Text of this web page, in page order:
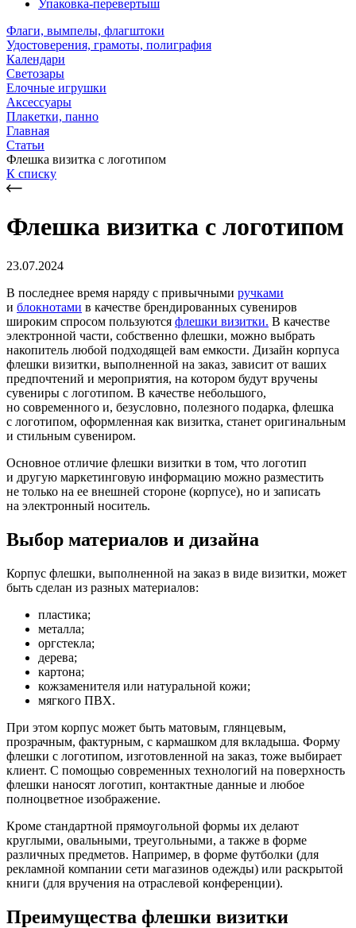
Упаковка-перевертыш
Флаги, вымпелы, флагштоки
Удостоверения, грамоты, полиграфия
Календари
Светозары
Елочные игрушки
Аксессуары
Плакетки, панно
Главная
Статьи
Флешка визитка с логотипом
К списку
Флешка визитка с логотипом
23.07.2024
В последнее время наряду с привычными ручками
и блокнотами в качестве брендированных сувениров
широким спросом пользуются флешки визитки. В качестве
электронной части, собственно флешки, можно выбрать
накопитель любой подходящей вам емкости. Дизайн корпуса
флешки визитки, выполненной на заказ, зависит от ваших
предпочтений и мероприятия, на котором будут вручены
сувениры с логотипом. В качестве небольшого,
но современного и, безусловно, полезного подарка, флешка
с логотипом, оформленная как визитка, станет оригинальным
и стильным сувениром.
Основное отличие флешки визитки в том, что логотип
и другую маркетинговую информацию можно разместить
не только на ее внешней стороне (корпусе), но и записать
на электронный носитель.
Выбор материалов и дизайна
Корпус флешки, выполненной на заказ в виде визитки, может
быть сделан из разных материалов:
пластика;
металла;
оргстекла;
дерева;
картона;
кожзаменителя или натуральной кожи;
мягкого ПВХ.
При этом корпус может быть матовым, глянцевым,
прозрачным, фактурным, с кармашком для вкладыша. Форму
флешки с логотипом, изготовленной на заказ, тоже выбирает
клиент. С помощью современных технологий на поверхность
флешки наносят логотип, контактные данные и любое
полноцветное изображение.
Кроме стандартной прямоугольной формы их делают
круглыми, овальными, треугольными, а также в форме
различных предметов. Например, в форме футболки (для
рекламной компании сети магазинов одежды) или раскрытой
книги (для вручения на отраслевой конференции).
Преимущества флешки визитки